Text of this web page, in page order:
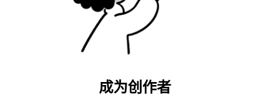
成为创作者